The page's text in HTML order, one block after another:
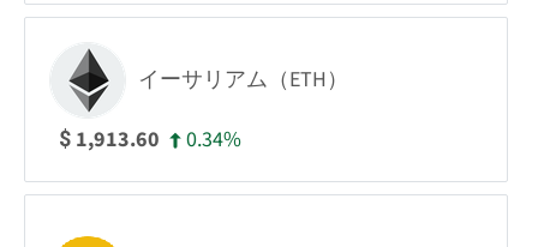
イーサリアム（ETH）
$ 1,913.60 0.34%